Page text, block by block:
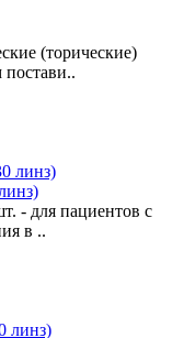
(торические)
- для пациентов с
в ..